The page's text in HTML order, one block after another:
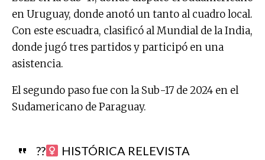
en Uruguay, donde anotó un tanto al cuadro local.
Con este escuadra, clasificó al Mundial de la India,
donde jugó tres partidos y participó en una
asistencia.
El segundo paso fue con la Sub-17 de 2024 en el
Sudamericano de Paraguay.
??‍
HISTÓRICA RELEVISTA